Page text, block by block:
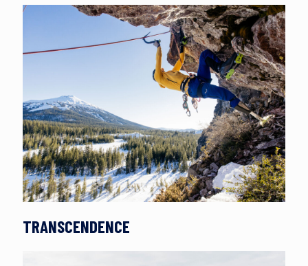
TRANSCENDENCE